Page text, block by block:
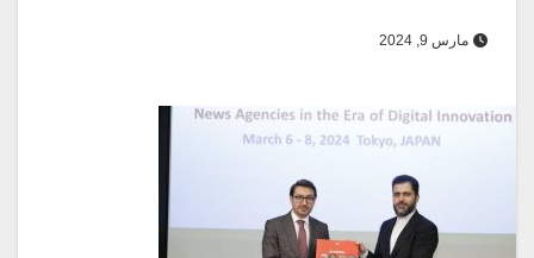
مارس 9, 2024